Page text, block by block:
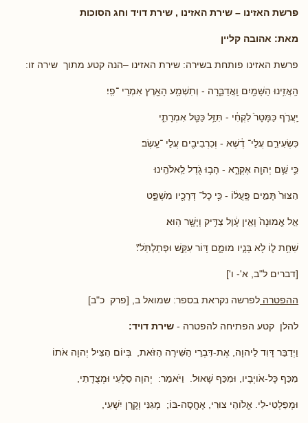
פרשת האזינו – שירת האזינו , שירת דויד וחג הסוכות
מאת: אהובה קליין
פרשת האזינו פותחת בשירה: שירת האזינו –הנה קטע מתוך שירה זו:
הַֽאֲזִ֥ינוּ הַשָּׁמַ֖יִם וַֽאֲדַבֵּ֑רָה - וְתִשְׁמַ֥ע הָאָ֖רֶץ אִמְרֵי ־פִֽי׃
יַֽעֲרֹ֤ף כַּמָּטָר֙ לִקְחִ֔י - תִּזַּ֥ל כַּטַּ֖ל אִמְרָתִ֑י
כִּשְׂעִירִ֣ם עֲלֵי־ דֶ֔שֶׁא - וְכִרְבִיבִ֖ים עֲלֵי ־עֵֽשֶׂב׃
כִּ֛י שֵׁ֥ם יְהוָ֖ה אֶקְרָ֑א - הָב֥וּ גֹ֖דֶל לֵֽאלֹהֵֽינוּ׃
הַצּוּר֙ תָּמִ֣ים פָּֽעֳל֔וֹ - כִּ֥י כָל־ דְּרָכָ֖יו מִשְׁפָּ֑ט
אֵ֤ל אֱמוּנָה֙ וְאֵ֣ין עָ֔וֶל צַדִּ֥יק וְיָשָׁ֖ר הֽוּא
שִׁחֵ֥ת ל֛וֹ לֹ֖א בָּנָ֣יו מוּמָ֑ם דּ֥וֹר עִקֵּ֖שׁ וּפְתַלְתֹּֽל"׃
[דברים ל"ב, א'- ו']
ההפטרה לפרשה נקראת בספר: שמואל ב, [פרק כ"ב]
להלן קטע הפתיחה להפטרה - שירת דויד:
וַיְדַבֵּר דָּוִד לַיהוָה, אֶת-דִּבְרֵי הַשִּׁירָה הַזֹּאת, בְּיוֹם הִצִּיל יְהוָה אֹתוֹ
מִכַּף כָּל-אֹויְבָיו, וּמִכַּף שָׁאוּל. וַיֹּאמַר: יְהוָה סַלְעִי וּמְצֻדָתִי,
וּמְפַלְטִי-לִי. אֱלֹוהֵי צוּרִי, אֶחֱסֶה-בּוֹ; מָגִנִּי וְקֶרֶן יִשְׁעִי,